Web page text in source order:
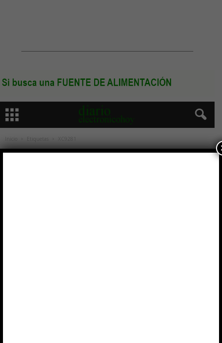
Inicio Etiquetas XC9281